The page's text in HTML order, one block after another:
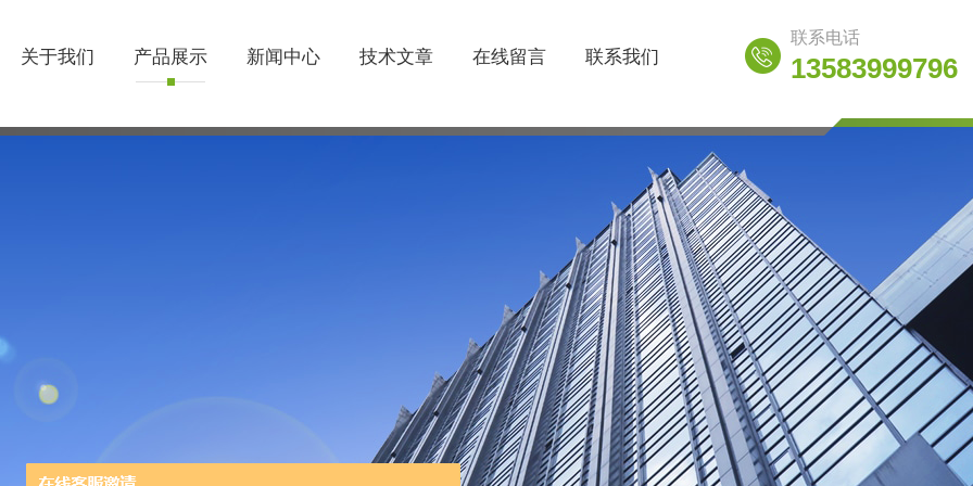
关于我们 产品展示 新闻中心 技术文章 在线留言 联系我们
联系电话
13583999796